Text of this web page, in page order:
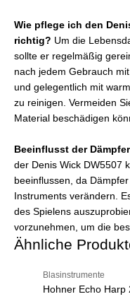
Wie pflege ich den
richtig? Um die
sollte er regelmäßig
nach jedem Gebrauch
und gelegentlich mit
zu reinigen. Vermeiden
Material beschädigen
Beeinflusst der
der Denis Wick DW5507
beeinflussen, da
Instruments verändern.
des Spielens
vorzunehmen, um die
Ähnliche
Blasinstrumente
Hohner Echo Harp